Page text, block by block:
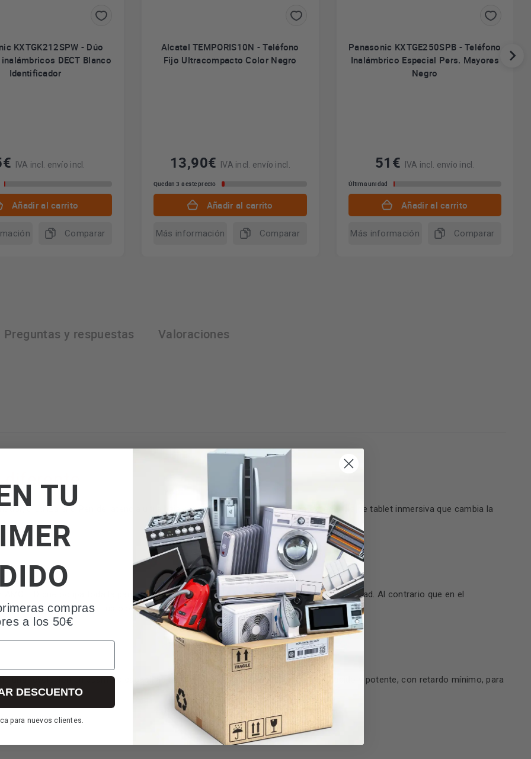
KXTGK212SPW - Dúo
DECT Blanco
Identificador
IVA incl. envío incl.
Añadir al carrito
Comparar
Alcatel TEMPORIS10N - Teléfono
Fijo Ultracompacto Color Negro
13,90€ IVA incl. envío incl.
Quedan 3 a este precio
Añadir al carrito
Más información Comparar
Panasonic KXTGE250SPB - Teléfono
Inalámbrico Especial Pers. Mayores
Negro
51€ IVA incl. envío incl.
Última unidad
Añadir al carrito
Más información Comparar
Preguntas y respuestas Valoraciones
o utiliza el S Pen de latencia ultra baja para escribir como nunca. Una experiencia de tablet inmersiva que cambia la
que ocupa toda la pantalla y el sonido AKG y Dolby Atmos de sus altavoces Quad. Al contrario que en el
pensada para cuidar tus ojos con la luz azul más baja de una pantalla tablet.
una revolución en cuanto a capacidad de procesamiento. Es extremadamente rápido y potente, con retardo mínimo, para
TU
compras
a los 50€
DESCUENTO
para nuevos clientes.